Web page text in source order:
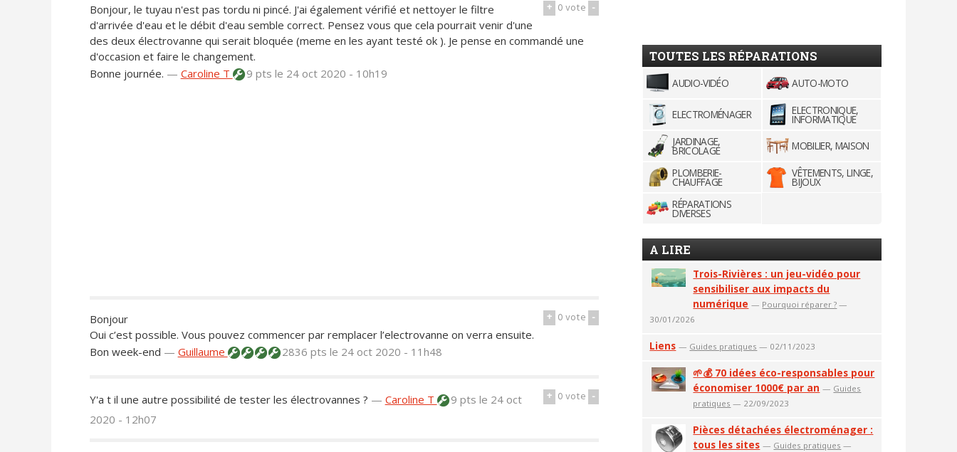
+ 0vote -
Bonjour, le tuyau n'est pas tordu ni pincé. J'ai également vérifié et nettoyer le filtre
d'arrivée d'eau et le débit d'eau semble correct. Pensez vous que cela pourrait venir d'une
des deux électrovanne qui serait bloquée (meme en les ayant testé ok ). Je pense en commandé une
d'occasion et faire le changement.
Bonne journée. — Caroline T 9 pts le 24 oct 2020 - 10h19
+ 0vote -
Bonjour
Oui c’est possible. Vous pouvez commencer par remplacer l’electrovanne on verra ensuite.
Bon week-end — Guillaume 2836 pts le 24 oct 2020 - 11h48
+ 0vote -
Y'a t il une autre possibilité de tester les électrovannes ? — Caroline T 9 pts le 24 oct
2020 - 12h07
TOUTES LES RÉPARATIONS
AUDIO-VIDÉO AUTO-MOTO
ELECTROMÉNAGER ELECTRONIQUE,
INFORMATIQUE
JARDINAGE,
BRICOLAGE
MOBILIER, MAISON
PLOMBERIE-
CHAUFFAGE
VÊTEMENTS, LINGE,
BIJOUX
RÉPARATIONS
DIVERSES
A LIRE
Trois-Rivières : un jeu-vidéo pour
sensibiliser aux impacts du
numérique — Pourquoi réparer ? —
30/01/2026
Liens — Guides pratiques — 02/11/2023
🌱💰 70 idées éco-responsables pour
économiser 1000€ par an — Guides
pratiques — 22/09/2023
Pièces détachées électroménager :
tous les sites — Guides pratiques —